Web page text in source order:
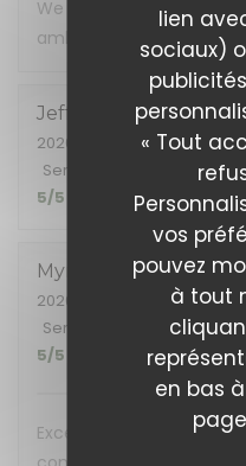
lien
sociaux)
« Tout
vos
pouvez
à tout
en bas
We loved our
ambience all excellent!
Jeffrey
2026-07-04
- 19:30 -
Service
Ambiance: 5
5/5
Myriam
2026-07-02
- 20:00 -
Service
Ambiance: 5
5/5
Excellent accueil et